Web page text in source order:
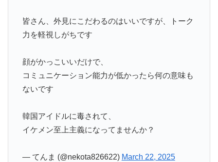
皆さん、外見にこだわるのはいいですが、トーク
力を軽視しがちです
顔がかっこいいだけで、
コミュニケーション能力が低かったら何の意味も
ないです
韓国アイドルに毒されて、
イケメン至上主義になってませんか？
— てんま (@nekota826622) March 22, 2025